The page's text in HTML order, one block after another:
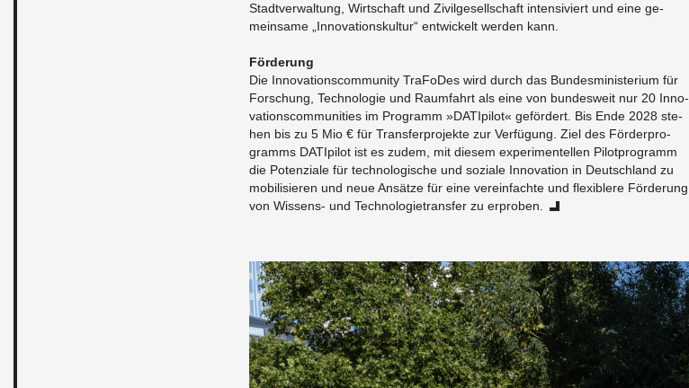
Stadt­ver­wal­tung, Wirt­schaft und Zi­vil­ge­sell­schaft in­ten­si­viert und eine ge­
mein­sa­me „In­no­va­ti­ons­kul­tur“ ent­wi­ckelt wer­den kann.
För­de­rung
Die In­no­va­ti­ons­com­mu­ni­ty Tra­Fo­Des wird durch das Bun­des­mi­nis­te­ri­um für
For­schung, Tech­no­lo­gie und Raum­fahrt als eine von bun­des­weit nur 20 In­no­
va­ti­ons­com­mu­nities im Pro­gramm »DA­TI­pi­lot« ge­för­dert. Bis Ende 2028 ste­
hen bis zu 5 Mio € für Trans­fer­pro­jek­te zur Ver­fü­gung. Ziel des För­der­pro­
gramms DA­TI­pi­lot ist es zudem, mit die­sem ex­pe­ri­men­tel­len Pi­lot­pro­gramm
die Po­ten­zia­le für tech­no­lo­gi­sche und so­zia­le In­no­va­ti­on in Deutsch­land zu
mo­bi­li­sie­ren und neue An­sät­ze für eine ver­ein­fach­te und fle­xi­ble­re För­de­rung
von Wis­sens- und Tech­no­lo­gie­trans­fer zu er­pro­ben.